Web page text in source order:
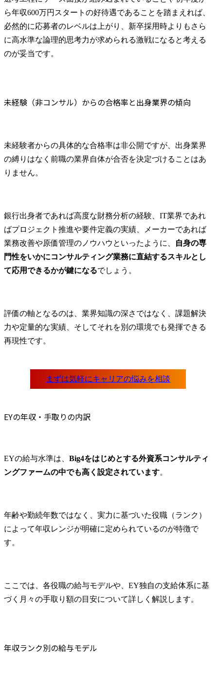
ら年収600万円スタートの好待遇であることを踏まえれば、
必然的に応募者のレベルは上がり、新卒採用時よりもさら
に高水準な論理的思考力が求められる激戦になると考える
のが妥当です。
未経験（非コンサル）からの合格率と出身業界の傾向
未経験者からの具体的な合格率は非公開ですが、出身業界
の縛りはなく前職の業界自体が合否を決定づけることはあ
りません。
銀行出身者であれば高度な財務分析の経験、IT業界であれ
ばプロジェクト推進や要件定義の実績、メーカーであれば
業務改善や原価管理のノウハウといったように、
自身の専
門性をいかにコンサルティング業務に直結するスキルとし
て応用できるかが鍵になるでしょう。
評価の軸となるのは、業界知識の深さではなく、課題解決
力や定量的な実績、そしてそれを別の環境でも発揮できる
再現性です。
EYの年収・手取りの内訳
EYの給与水準は、 Big4をはじめとする外資系コンサルティ
ングファームの中でも高く設定されています。
年齢や勤続年数ではなく、実力に基づいた役職（ランク）
によって年収レンジが明確に定められているのが特徴で
す。
ここでは、各役職の給与モデルや、EY独自の支給体系に基
づく月々の手取り額の目安について詳しく解説します。
年収ランク別の給与モデル